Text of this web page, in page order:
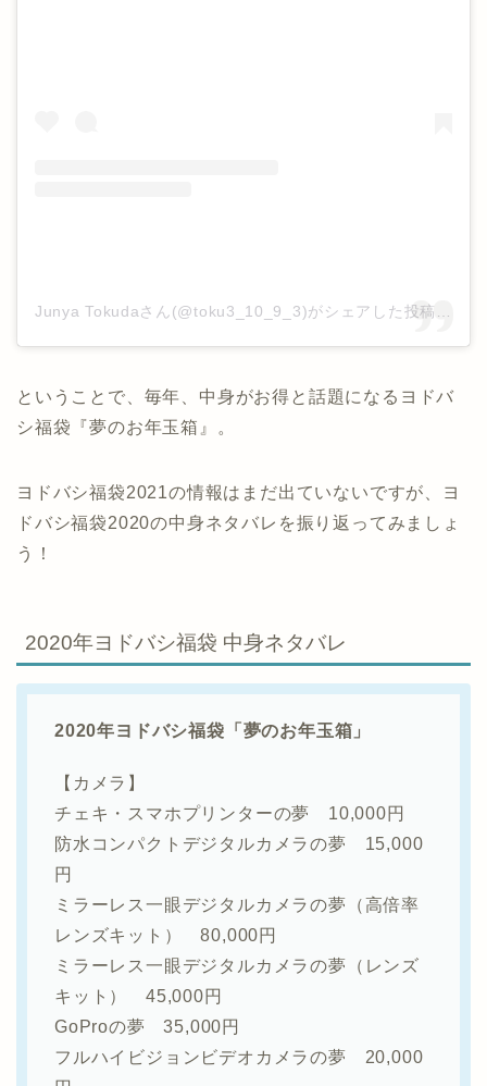
ということで、毎年、中身がお得と話題になるヨドバ
シ福袋『夢のお年玉箱』。
ヨドバシ福袋2021の情報はまだ出ていないですが、ヨ
ドバシ福袋2020の中身ネタバレを振り返ってみましょ
う！
2020年ヨドバシ福袋 中身ネタバレ
2020年ヨドバシ福袋「夢のお年玉箱」
【カメラ】
チェキ・スマホプリンターの夢 10,000円
防水コンパクトデジタルカメラの夢 15,000
円
ミラーレス一眼デジタルカメラの夢（高倍率
レンズキット） 80,000円
ミラーレス一眼デジタルカメラの夢（レンズ
キット） 45,000円
GoProの夢 35,000円
フルハイビジョンビデオカメラの夢 20,000